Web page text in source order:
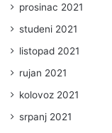
prosinac 2021
studeni 2021
listopad 2021
rujan 2021
kolovoz 2021
srpanj 2021